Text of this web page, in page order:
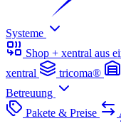
Systeme
Shop + xentral aus
xentral
tricoma®
Betreuung
Pakete & Preise